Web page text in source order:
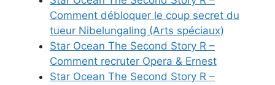
Comment débloquer le coup secret du
tueur Nibelungaling (Arts spéciaux)
Star Ocean The Second Story R –
Comment recruter Opera & Ernest
Star Ocean The Second Story R –